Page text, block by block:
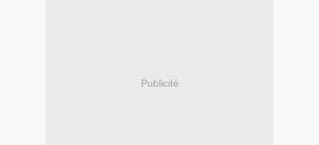
Publicité